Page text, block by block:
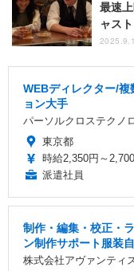
最速
ャス
WEBディレクター/
ョン大手
パーソルクロステクノ
東京都
時給2,350円～
派遣社員
制作・編集・校正・
ン制作サポート服装
株式会社アヴァンティ